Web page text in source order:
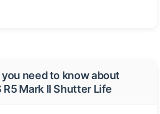
need to know about
R5 Mark II Shutter Life